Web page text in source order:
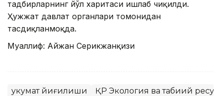
тадбирларнинг йўл харитаси ишлаб чиқилди.
Ҳужжат давлат органлари томонидан
тасдиқланмоқда.
Муаллиф: Aйжан Серикжанқизи
Ҳукумат йиғилиши ҚР Экология ва табиий